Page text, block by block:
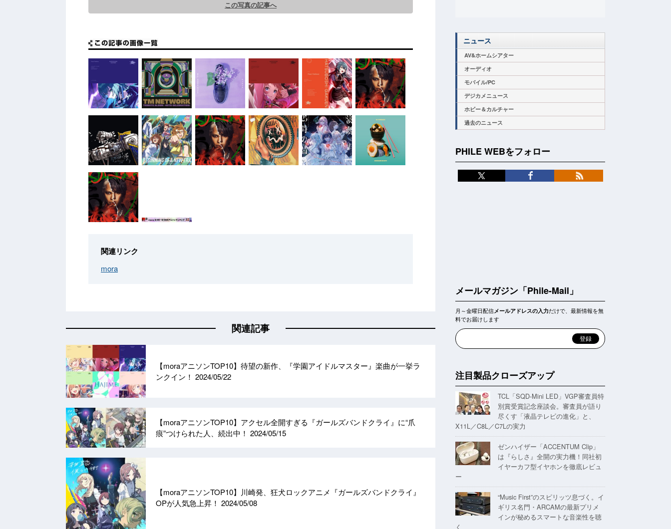
この写真の記事へ
関連リンク
mora
関連記事
【moraアニソンTOP10】待望の新作、『学園アイドルマスター』楽曲が一挙ラ
ンクイン！ 2024/05/22
【moraアニソンTOP10】アクセル全開すぎる『ガールズバンドクライ』に“爪
痕”つけられた人、続出中！ 2024/05/15
【moraアニソンTOP10】川崎発、狂犬ロックアニメ『ガールズバンドクライ』
OPが人気急上昇！ 2024/05/08
ニュース
AV&ホームシアター
オーディオ
モバイル/PC
デジカメニュース
ホビー＆カルチャー
過去のニュース
PHILE WEBをフォロー
メールマガジン「Phile-Mail」
月～金曜日配信メールアドレスの入力だけで、最新情報を無
料でお届けします
注目製品クローズアップ
TCL「SQD-Mini LED」VGP審査員特
別賞受賞記念座談会。審査員が語り
尽くす「液晶テレビの進化」と、
X11L／C8L／C7Lの実力
ゼンハイザー「ACCENTUM Clip」
は『らしさ』全開の実力機！同社初
イヤーカフ型イヤホンを徹底レビュ
ー
“Music First”のスピリッツ息づく。イ
ギリス名門・ARCAMの最新プリメ
インが秘めるスマートな音楽性を聴
く